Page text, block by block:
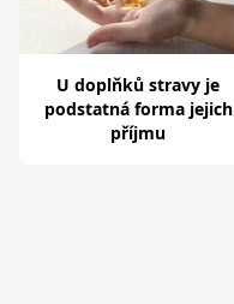
U doplňků stravy je
podstatná forma jejich
příjmu